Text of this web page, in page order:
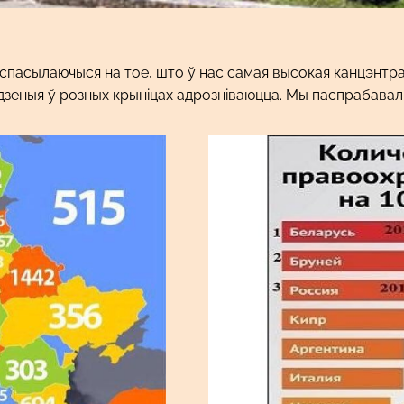
на тое, што ў нас самая высокая
ў розных крыніцах адрозніваюцца. Мы